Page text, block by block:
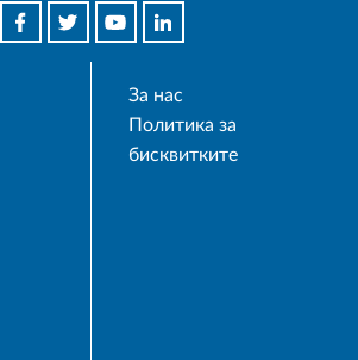
За нас
Политика за
бисквитките